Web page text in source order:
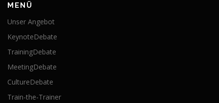
MENÜ
Unser Angebot
KeynoteDebate
TrainingDebate
MeetingDebate
CultureDebate
Train-the-Trainer